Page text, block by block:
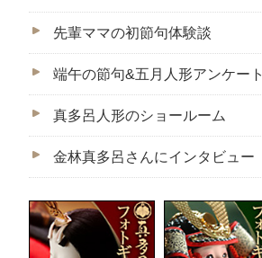
先輩ママの初節句体験談
端午の節句&五月人形アンケート
真多呂人形のショールーム
金林真多呂さんにインタビュー